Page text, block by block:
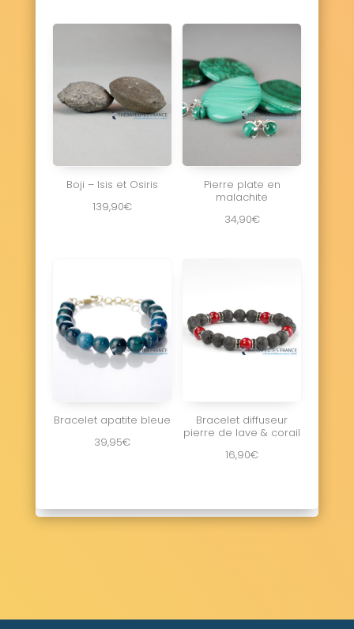
Boji – Isis et Osiris
139,90€
Pierre plate en
malachite
34,90€
Bracelet apatite bleue
39,95€
Bracelet diffuseur
pierre de lave & corail
16,90€